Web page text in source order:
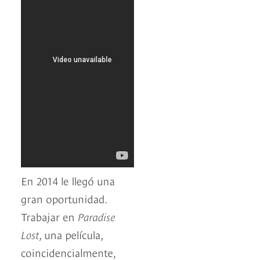
En 2014 le llegó una
gran oportunidad.
Trabajar en Paradise
Lost, una película,
coincidencialmente,